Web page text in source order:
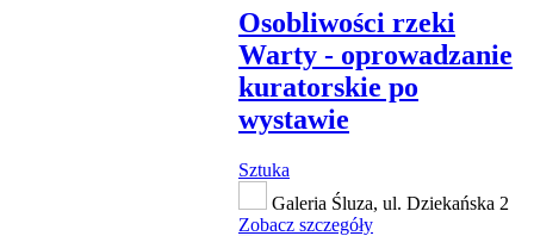
Osobliwości rzeki
Warty - oprowadzanie
kuratorskie po
wystawie
Sztuka
Galeria Śluza, ul. Dziekańska 2
Zobacz szczegóły